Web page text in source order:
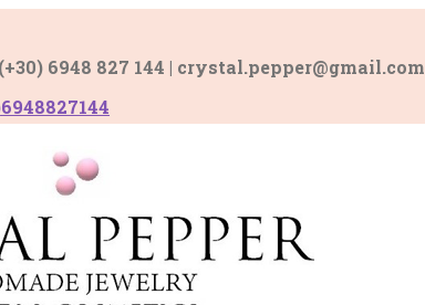
6948 827 144 | crystal.pepper@gmail.com